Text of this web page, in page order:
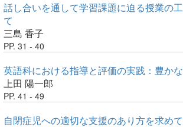
話し合いを通して学習課題に迫る授業の
て
三島 香子
PP. 31 - 40
英語科における指導と評価の実践：豊か
上田 陽一郎
PP. 41 - 49
自閉症児への適切な支援のあり方を求め